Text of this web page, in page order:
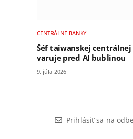
CENTRÁLNE BANKY
Šéf taiwanskej
varuje pred AI bublinou
9. júla 2026
Prihlásiť sa na